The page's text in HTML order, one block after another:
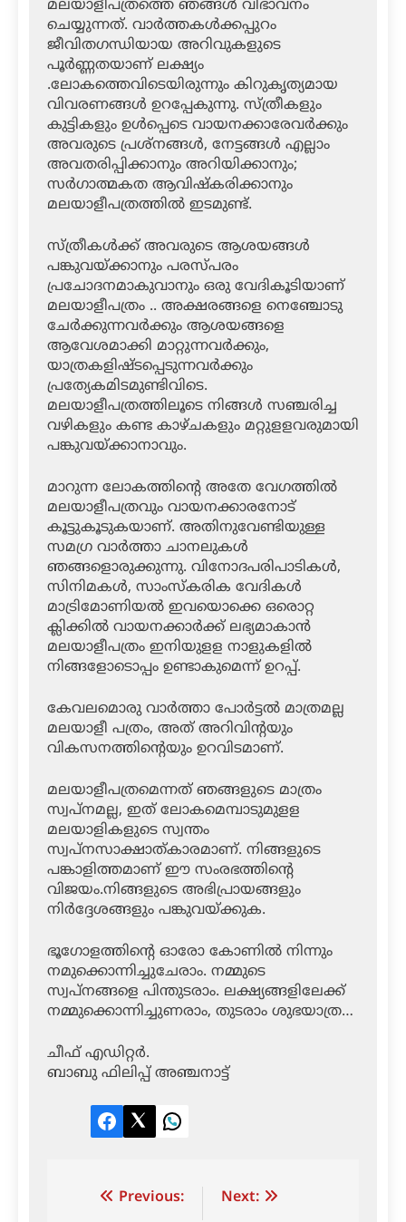
മലയാളീപത്രത്തെ ഞങ്ങൾ വിഭാവനം
ചെയ്യുന്നത്. വാർത്തകൾക്കപ്പുറം
ജീവിതഗന്ധിയായ അറിവുകളുടെ
പൂർണ്ണതയാണ് ലക്ഷ്യം
.ലോകത്തെവിടെയിരുന്നും കിറുകൃത്യമായ
വിവരണങ്ങൾ ഉറപ്പേകുന്നു. സ്ത്രീകളും
കുട്ടികളും ഉൾപ്പെടെ വായനക്കാരേവർക്കും
അവരുടെ പ്രശ്‌നങ്ങൾ, നേട്ടങ്ങൾ എല്ലാം
അവതരിപ്പിക്കാനും അറിയിക്കാനും;
സർഗാത്മകത ആവിഷ്‌കരിക്കാനും
മലയാളീപത്രത്തിൽ ഇടമുണ്ട്.
സ്ത്രീകൾക്ക് അവരുടെ ആശയങ്ങൾ
പങ്കുവയ്ക്കാനും പരസ്പരം
പ്രചോദനമാകുവാനും ഒരു വേദികൂടിയാണ്
മലയാളീപത്രം .. അക്ഷരങ്ങളെ നെഞ്ചോടു
ചേർക്കുന്നവർക്കും ആശയങ്ങളെ
ആവേശമാക്കി മാറ്റുന്നവർക്കും,
യാത്രകളിഷ്ടപ്പെടുന്നവ‍ർക്കും
പ്രത്യേകമിടമുണ്ടിവിടെ.
മലയാളീപത്രത്തിലൂടെ നിങ്ങൾ സഞ്ചരിച്ച
വഴികളും കണ്ട കാഴ്ചകളും മറ്റുളളവരുമായി
പങ്കുവയ്ക്കാനാവും.
മാറുന്ന ലോകത്തിന്റെ അതേ വേ​ഗത്തിൽ
മലയാളീപത്രവും വായനക്കാരനോട്
കൂട്ടുകൂടുകയാണ്. അതിനുവേണ്ടിയുള്ള
സമഗ്ര വാർത്താ ചാനലുകൾ
ഞങ്ങളൊരുക്കുന്നു. വിനോദപരിപാടികൾ,
സിനിമകൾ, സാംസ്കരിക വേദികൾ
മാട്രിമോണിയൽ ഇവയൊക്കെ ഒരൊറ്റ
ക്ലിക്കിൽ വായനക്കാർക്ക് ലഭ്യമാകാൻ
മലയാളീപത്രം ഇനിയുളള നാളുകളിൽ
നിങ്ങളോടൊപ്പം ഉണ്ടാകുമെന്ന് ഉറപ്പ്.
കേവലമൊരു വാ‍ർത്താ പോർട്ടൽ മാത്രമല്ല
മലയാളീ പത്രം, അത് അറിവിന്റയും
വികസനത്തിന്റെയും ഉറവിടമാണ്.
മലയാളീപത്രമെന്നത് ഞങ്ങളുടെ മാത്രം
സ്വപ്‌നമല്ല, ഇത് ലോകമെമ്പാടുമുളള
മലയാളികളുടെ സ്വന്തം
സ്വപ്‌നസാക്ഷാത്കാരമാണ്. നിങ്ങളുടെ
പങ്കാളിത്തമാണ് ഈ സംരഭത്തിന്റെ
വിജയം.നിങ്ങളുടെ അഭിപ്രായങ്ങളും
നിർദ്ദേശങ്ങളും പങ്കുവയ്ക്കുക.
ഭൂഗോളത്തിന്റെ ഓരോ കോണിൽ നിന്നും
നമുക്കൊന്നിച്ചുചേരാം. നമ്മുടെ
സ്വപ്‌നങ്ങളെ പിന്തുടരാം. ലക്ഷ്യങ്ങളിലേക്ക്
നമ്മുക്കൊന്നിച്ചുണരാം, തുടരാം ശുഭയാത്ര…
ചീഫ് എഡിറ്റർ.
ബാബു ഫിലിപ്പ് അഞ്ചനാട്ട്
Facebook
TwitterLinkedIn
Post Previous: Next: